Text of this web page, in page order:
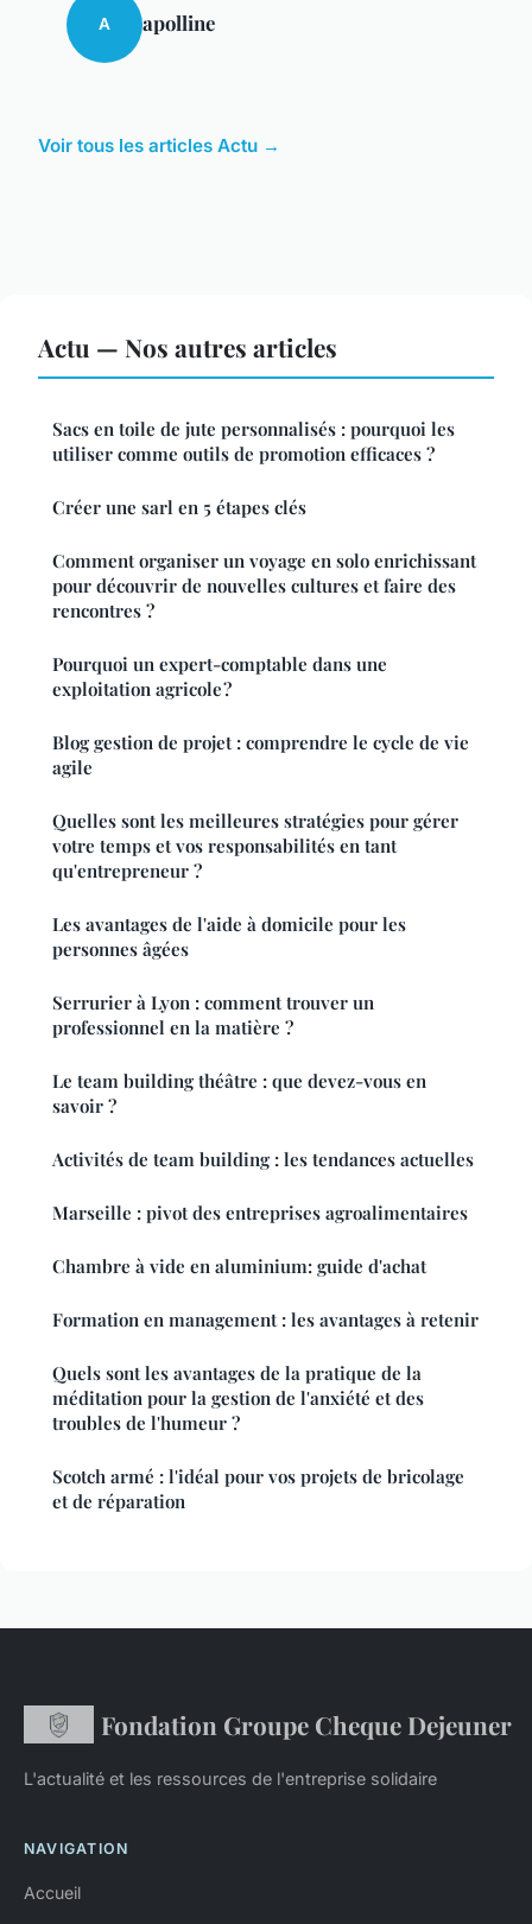
A apolline
Voir tous les articles Actu →
Actu — Nos autres articles
Sacs en toile de jute personnalisés : pourquoi les
utiliser comme outils de promotion efficaces ?
Créer une sarl en 5 étapes clés
Comment organiser un voyage en solo enrichissant
pour découvrir de nouvelles cultures et faire des
rencontres ?
Pourquoi un expert-comptable dans une
exploitation agricole ?
Blog gestion de projet : comprendre le cycle de vie
agile
Quelles sont les meilleures stratégies pour gérer
votre temps et vos responsabilités en tant
qu'entrepreneur ?
Les avantages de l'aide à domicile pour les
personnes âgées
Serrurier à Lyon : comment trouver un
professionnel en la matière ?
Le team building théâtre : que devez-vous en
savoir ?
Activités de team building : les tendances actuelles
Marseille : pivot des entreprises agroalimentaires
Chambre à vide en aluminium: guide d'achat
Formation en management : les avantages à retenir
Quels sont les avantages de la pratique de la
méditation pour la gestion de l'anxiété et des
troubles de l'humeur ?
Scotch armé : l'idéal pour vos projets de bricolage
et de réparation
Fondation Groupe Cheque Dejeuner
L'actualité et les ressources de l'entreprise solidaire
NAVIGATION
Accueil